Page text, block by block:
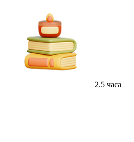
2.5 часа